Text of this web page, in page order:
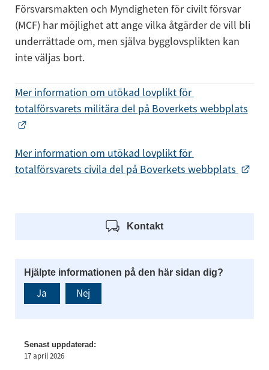
Försvarsmakten och Myndigheten för civilt försvar
(MCF) har möjlighet att ange vilka åtgärder de vill bli
underrättade om, men själva bygglovsplikten kan
inte väljas bort.
Mer information om utökad lovplikt för
totalförsvarets militära del på Boverkets webbplats
Länk till annan webbplats.
Mer information om utökad lovplikt för
totalförsvarets civila del på Boverkets webbplats
Kontakt
Hjälpte informationen på den här sidan dig?
Ja Nej
Senast uppdaterad:
17 april 2026